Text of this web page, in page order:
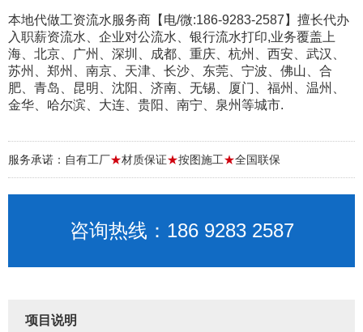
本地代做工资流水服务商【电/微:186-9283-2587】擅长代办
入职薪资流水、企业对公流水、银行流水打印,业务覆盖上
海、北京、广州、深圳、成都、重庆、杭州、西安、武汉、
苏州、郑州、南京、天津、长沙、东莞、宁波、佛山、合
肥、青岛、昆明、沈阳、济南、无锡、厦门、福州、温州、
金华、哈尔滨、大连、贵阳、南宁、泉州等城市.
服务承诺：自有工厂★材质保证★按图施工★全国联保
咨询热线：186 9283 2587
项目说明